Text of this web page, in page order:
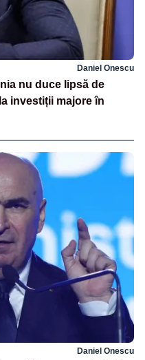
Daniel Onescu
nu duce lipsă de
investiții majore în
Daniel Onescu